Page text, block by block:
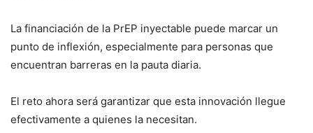
La financiación de la PrEP inyectable puede marcar un
punto de inflexión, especialmente para personas que
encuentran barreras en la pauta diaria.
El reto ahora será garantizar que esta innovación llegue
efectivamente a quienes la necesitan.